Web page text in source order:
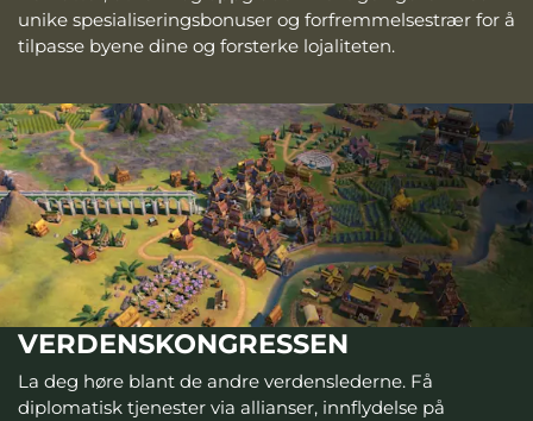
unike spesialiseringsbonuser og forfremmelsestrær for å
tilpasse byene dine og forsterke lojaliteten.
VERDENSKONGRESSEN
La deg høre blant de andre verdenslederne. Få
diplomatisk tjenester via allianser, innflydelse på